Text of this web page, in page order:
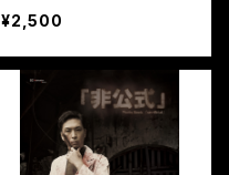
治」《電子書籍PDF》
¥2,500